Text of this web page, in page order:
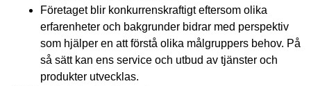
Företaget blir konkurrenskraftigt eftersom olika
erfarenheter och bakgrunder bidrar med perspektiv
som hjälper en att förstå olika målgruppers behov. På
så sätt kan ens service och utbud av tjänster och
produkter utvecklas.